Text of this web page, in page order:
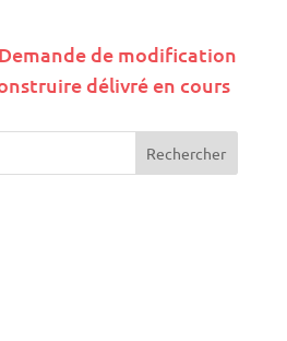
de modification
délivré en cours